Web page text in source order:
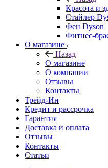
Красота и
Стайлер
Фен Dyson
Фитнес-
О магазине
Назад
О магазине
О компании
Отзывы
Контакты
Трейд-Ин
Кредит и рассрочка
Гарантия
Доставка и оплата
Отзывы
Контакты
Статьи